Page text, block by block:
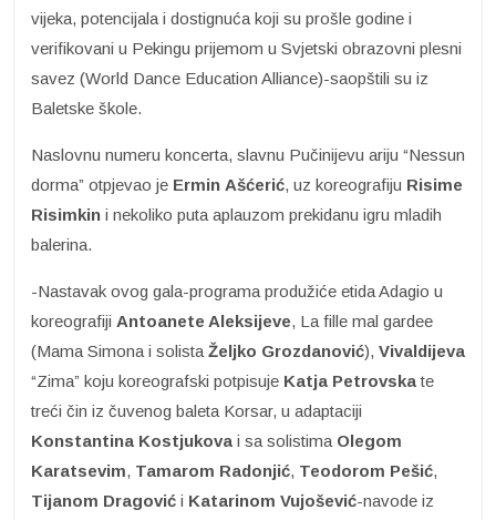
vijeka, potencijala i dostignuća koji su prošle godine i
verifikovani u Pekingu prijemom u Svjetski obrazovni plesni
savez (World Dance Education Alliance)-saopštili su iz
Baletske škole.
Naslovnu numeru koncerta, slavnu Pučinijevu ariju “Nessun
dorma” otpjevao je Ermin Ašćerić, uz koreografiju Risime
Risimkin i nekoliko puta aplauzom prekidanu igru mladih
balerina.
-Nastavak ovog gala-programa produžiće etida Adagio u
koreografiji Antoanete Aleksijeve, La fille mal gardee
(Mama Simona i solista Željko Grozdanović), Vivaldijeva
“Zima” koju koreografski potpisuje Katja Petrovskate
treći čin iz čuvenog baleta Korsar, u adaptaciji
Konstantina Kostjukova i sa solistima Olegom
Karatsevim, Tamarom Radonjić, Teodorom Pešić,
Tijanom Dragović i Katarinom Vujošević-navode iz